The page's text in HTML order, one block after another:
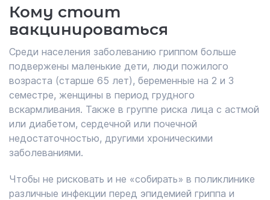
Кому стоит
вакцинироваться
Среди населения заболеванию гриппом больше
подвержены маленькие дети, люди пожилого
возраста (старше 65 лет), беременные на 2 и 3
семестре, женщины в период грудного
вскармливания. Также в группе риска лица с астмой
или диабетом, сердечной или почечной
недостаточностью, другими хроническими
заболеваниями.
Чтобы не рисковать и не «собирать» в поликлинике
различные инфекции перед эпидемией гриппа и